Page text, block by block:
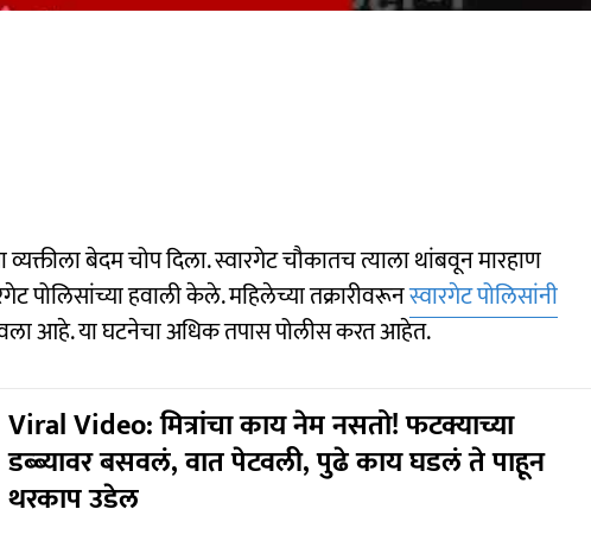
बेदम चोप दिला. स्वारगेट चौकातच त्याला थांबवून मारहाण
पोलिसांच्या हवाली केले. महिलेच्या तक्रारीवरूनस्वारगेट पोलिसांनी
आहे. या घटनेचा अधिक तपास पोलीस करत आहेत.
Viral Video: मित्रांचा काय नेम नसतो! फटक्याच्या
डब्ब्यावर बसवलं, वात पेटवली, पुढे काय घडलं ते पाहून
थरकाप उडेल